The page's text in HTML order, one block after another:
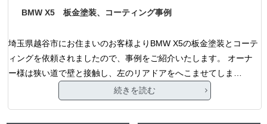
BMW X5 板金塗装、コーティング事例
埼玉県越谷市にお住まいのお客様よりBMW X5の板金塗装とコーテ
ィングを依頼されましたので、事例をご紹介いたします。 オーナ
ー様は狭い道で壁と接触し、左のリアドアをへこませてしま…
続きを読む